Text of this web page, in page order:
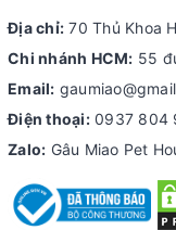
Địa chỉ: 70 Thủ Khoa
Chi nhánh HCM: 55
Email:
Điện thoại: 0937 804
Zalo: Gâu Miao Pet